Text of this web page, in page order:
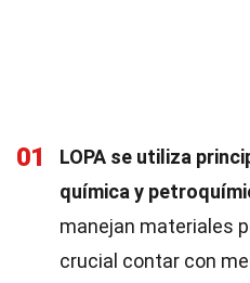
01
LOPA se utiliza
química y
manejan materiales
crucial contar con